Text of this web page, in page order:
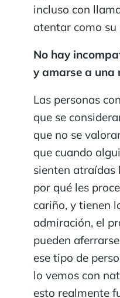
incluso con
atentar como
No hay
y amarse a una
Las personas
que se
que no se
que cuando
sienten atraídas
por qué les
cariño, y tienen
admiración, el
pueden
ese tipo de
lo vemos con
esto realmente